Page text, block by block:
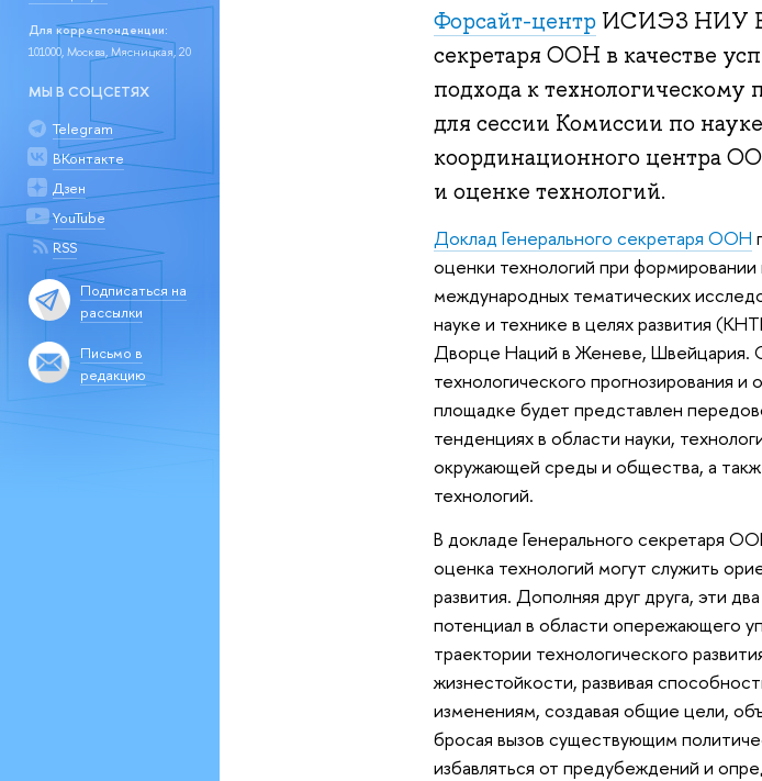
Для корреспонденции:
101000, Москва, Мясницкая, 20
МЫ В СОЦСЕТЯХ
Telegram
ВКонтакте
Дзен
YouTube
RSS
Подписаться на
рассылки
Письмо в
редакцию
Форсайт-центр ИСИЭЗ НИУ
секретаря ООН в качестве
подхода к
для сессии Комиссии по
координационного центра
и оценке технологий.
Доклад Генерального секретаря ООН
оценки технологий при формировании
международных тематических
науке и технике в целях развития
Дворце Наций в Женеве, Швейцария.
технологического прогнозирования и
площадке будет представлен
тенденциях в области науки,
окружающей среды и общества, а
технологий.
В докладе Генерального секретаря
оценка технологий могут служить
развития. Дополняя друг друга, эти
потенциал в области опережающего
траектории технологического
жизнестойкости, развивая
изменениям, создавая общие цели,
бросая вызов существующим
избавляться от предубеждений и